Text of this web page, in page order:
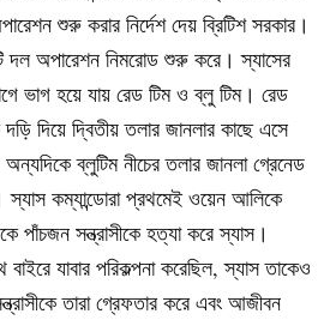
শুরু করার নির্দেশ দেয় ব্রিটিশ সরকার।
দল অপারেশন নিমরোড শুরু করে। স্যাসের
ভাগ হয়ে যায় রেড টিম ও ব্লু টিম। রেড
দড়ি দিয়ে দ্বিতীয় তলার জানলার কাছে এসে
ব্লুটিম নীচের তলার জানলা গ্রেনেড
স্যাস কম্যান্ডোরা প্রথমেই ওয়েন আলিকে
সন্ত্রাসীকে হত্যা করে স্যাস।
বাইরে যাবার পরিকল্পনা করেছিল, স্যাস তাকেও
তারা গ্রেফতার করে এবং আজীবন